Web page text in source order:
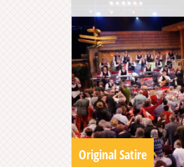
Original Satire